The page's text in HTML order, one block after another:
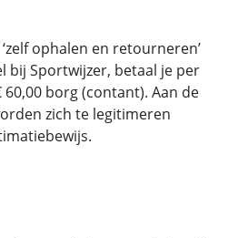
ophalen en retourneren’
bij Sportwijzer, betaal je per
borg (contant). Aan de
zich te legitimeren